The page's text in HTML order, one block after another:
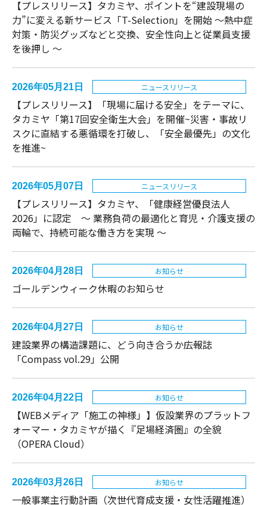
【プレスリリース】タカミヤ、ポイントを“建設現場の
力”に変える新サービス「T-Selection」を開始 ～熱中症
対策・防災グッズなどと交換、安全性向上と従業員支援
を後押し ～
2026年05月21日 ニュースリリース
【プレスリリース】「現場に届ける安全」をテーマに、
タカミヤ「第17回安全衛生大会」を開催~災害・事故リ
スクに直結する悪循環を打破し、「安全最優先」の文化
を推進~
2026年05月07日 ニュースリリース
【プレスリリース】タカミヤ、「健康経営優良法人
2026」に認定 〜 業務負荷の最適化と育児・介護支援の
両輪で、持続可能な働き方を実現 〜
2026年04月28日 お知らせ
ゴールデンウィーク休暇のお知らせ
2026年04月27日 お知らせ
建設業界の構造課題に、どう向き合うか――広報誌
「Compass vol.29」公開
2026年04月22日 お知らせ
【WEBメディア「施工の神様」】仮設業界のプラットフ
ォーマー・タカミヤが描く『足場経済圏』の全貌
（OPERA Cloud）
2026年03月26日 お知らせ
一般事業主行動計画（次世代育成支援・女性活躍推進）